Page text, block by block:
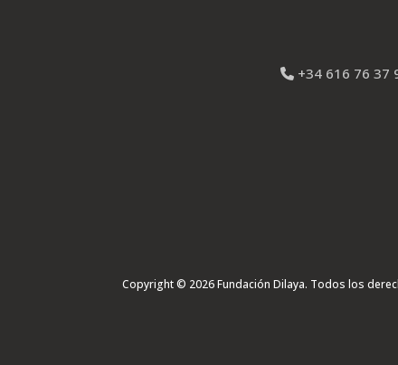
+34 616 76 37
Copyright © 2026 Fundación Dilaya. Todos los